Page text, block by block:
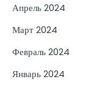
Апрель 2024
Март 2024
Февраль 2024
Январь 2024